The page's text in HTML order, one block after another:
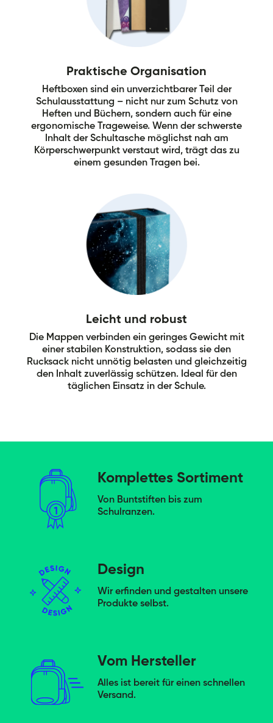
Praktische Organisation
Heftboxen sind ein unverzichtbarer Teil der
Schulausstattung – nicht nur zum Schutz von
Heften und Büchern, sondern auch für eine
ergonomische Trageweise. Wenn der schwerste
Inhalt der Schultasche möglichst nah am
Körperschwerpunkt verstaut wird, trägt das zu
einem gesunden Tragen bei.
Leicht und robust
Die Mappen verbinden ein geringes Gewicht mit
einer stabilen Konstruktion, sodass sie den
Rucksack nicht unnötig belasten und gleichzeitig
den Inhalt zuverlässig schützen. Ideal für den
täglichen Einsatz in der Schule.
Komplettes Sortiment
Von Buntstiften bis zum
Schulranzen.
Design
Wir erfinden und gestalten unsere
Produkte selbst.
Vom Hersteller
Alles ist bereit für einen schnellen
Versand.